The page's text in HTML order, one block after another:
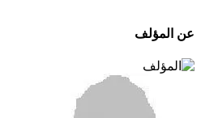
عن المؤلف